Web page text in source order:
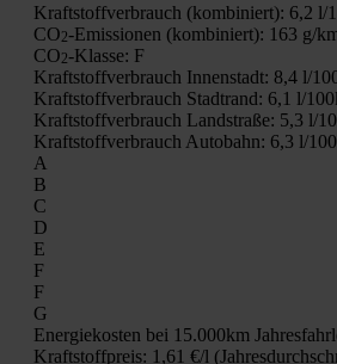
Kraft­stoff­ver­brauch (kom­bi­niert): 6,2 l/
CO2-Emis­sio­nen (kom­bi­niert): 163 g/
CO2-Klas­se: F
Kraft­stoff­ver­brauch Innen­stadt: 8,4 l/
Kraft­stoff­ver­brauch Stadt­rand: 6,1 l/
Kraft­stoff­ver­brauch Land­stra­ße: 5,3 l/
Kraft­stoff­ver­brauch Auto­bahn: 6,3 l/
A
B
C
D
E
F
F
G
Ener­gie­kos­ten bei 15.000km
Kraft­stoff­preis: 1,61 €/l